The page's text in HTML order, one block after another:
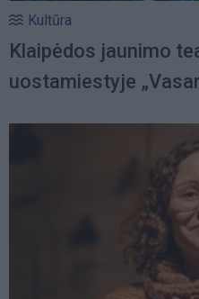
Kultūra
Klaipėdos jaunimo
uostamiestyje